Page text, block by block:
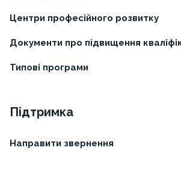
Центри професійного розвитку
Документи про підвищення
Типові програми
Підтримка
Направити звернення